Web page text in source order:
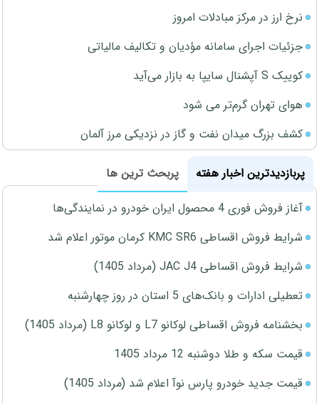
نرخ ارز در مرکز مبادلات امروز
جزئیات اجرای سامانه مؤدیان و تکالیف مالیاتی
کوییک S آپشنال سایپا به بازار می‌آید
هوای تهران گرم‌تر می شود
کشف بزرگ میدان نفت و گاز در نزدیکی مرز آلمان
پربازدیدترین اخبار هفته
پربحث ترین ها
آغاز فروش فوری 4 محصول ایران خودرو در نمایندگی‌ها
شرایط فروش اقساطی KMC SR6 کرمان موتور اعلام شد
شرایط فروش اقساطی JAC J4 (مرداد 1405)
تعطیلی ادارات و بانک‌های 5 استان در روز چهارشنبه
بخشنامه فروش اقساطی لوکانو L7 و لوکانو L8 (مرداد 1405)
قیمت سکه و طلا دوشنبه 12 مرداد 1405
قیمت جدید خودرو پارس نوآ اعلام شد (مرداد 1405)